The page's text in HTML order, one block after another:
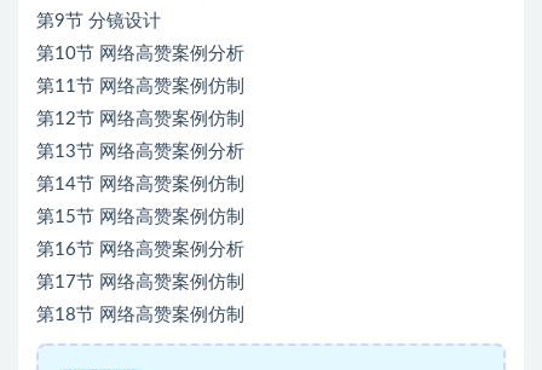
第9节 分镜设计
第10节 网络高赞案例分析
第11节 网络高赞案例仿制
第12节 网络高赞案例仿制
第13节 网络高赞案例分析
第14节 网络高赞案例仿制
第15节 网络高赞案例仿制
第16节 网络高赞案例分析
第17节 网络高赞案例仿制
第18节 网络高赞案例仿制